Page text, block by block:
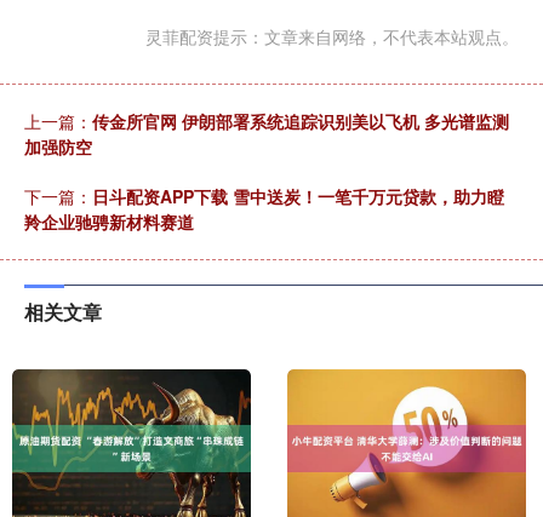
灵菲配资提示：文章来自网络，不代表本站观点。
上一篇： 传金所官网 伊朗部署系统追踪识别美以飞机 多光谱监测
加强防空
下一篇： 日斗配资APP下载 雪中送炭！一笔千万元贷款，助力瞪
羚企业驰骋新材料赛道
相关文章